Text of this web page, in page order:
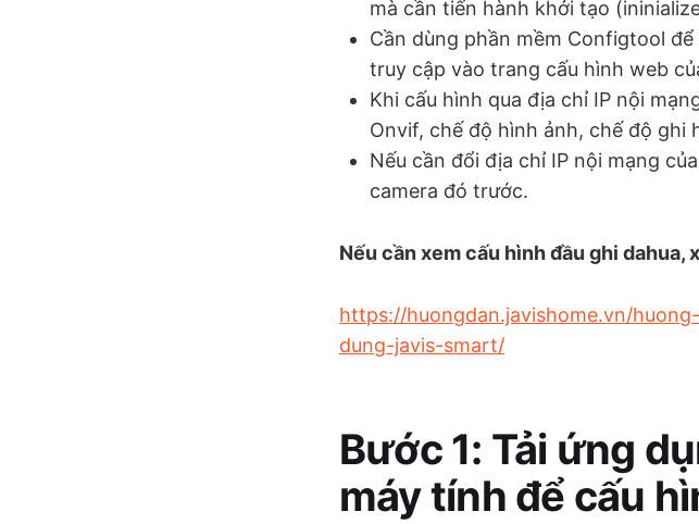
mà cần tiến hành khởi tạo
Cần dùng phần mềm Configtool
truy cập vào trang cấu hình web
Khi cấu hình qua địa chỉ IP nội
Onvif, chế độ hình ảnh, chế độ ghi
Nếu cần đổi địa chỉ IP nội mạng
camera đó trước.
Nếu cần xem cấu hình đầu ghi dahua,
https://huongdan.javishome.vn/
dung-javis-smart/
Bước 1: Tải ứng
máy tính để cấu